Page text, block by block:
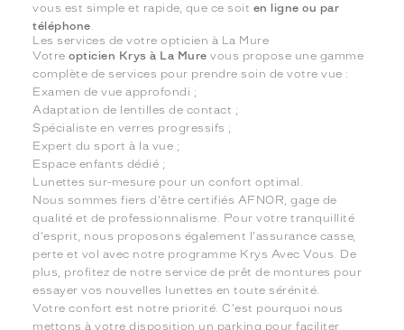
vous est simple et rapide, que ce soit en ligne ou par
téléphone.
Les services de votre opticien à La Mure
Votreopticien Krys à La Mure vous propose une gamme
complète de services pour prendre soin de votre vue :
Examen de vue approfondi ;
Adaptation de lentilles de contact ;
Spécialiste en verres progressifs ;
Expert du sport à la vue ;
Espace enfants dédié ;
Lunettes sur-mesure pour un confort optimal.
Nous sommes fiers d'être certifiés AFNOR, gage de
qualité et de professionnalisme. Pour votre tranquillité
d'esprit, nous proposons également l'assurance casse,
perte et vol avec notre programme Krys Avec Vous. De
plus, profitez de notre service de prêt de montures pour
essayer vos nouvelles lunettes en toute sérénité.
Votre confort est notre priorité. C'est pourquoi nous
mettons à votre disposition un parking pour faciliter